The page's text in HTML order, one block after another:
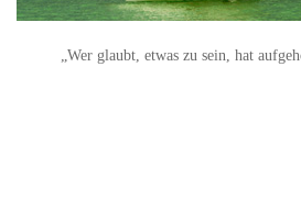
„Wer glaubt, etwas zu sein, hat